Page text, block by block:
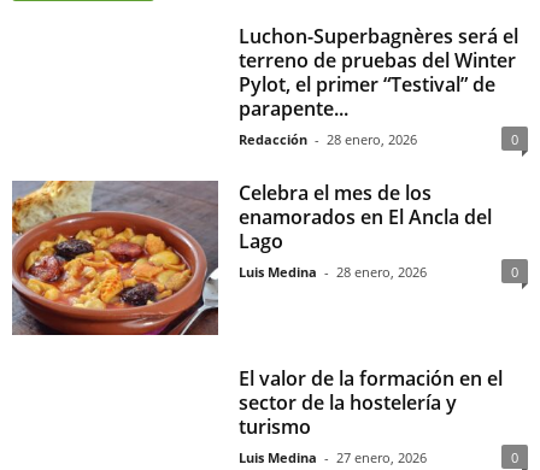
Luchon-Superbagnères será el
terreno de pruebas del Winter
Pylot, el primer “Testival” de
parapente...
Redacción - 28 enero, 2026 0
Celebra el mes de los
enamorados en El Ancla del
Lago
Luis Medina - 28 enero, 2026 0
El valor de la formación en el
sector de la hostelería y
turismo
Luis Medina - 27 enero, 2026 0